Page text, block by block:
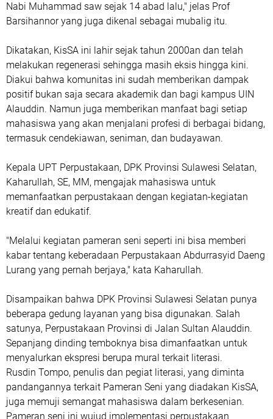
Nabi Muhammad saw sejak 14 abad lalu," jelas Prof
Barsihannor yang juga dikenal sebagai mubalig itu.
Dikatakan, KisSA ini lahir sejak tahun 2000an dan telah
melakukan regenerasi sehingga masih eksis hingga kini.
Diakui bahwa komunitas ini sudah memberikan dampak
positif bukan saja secara akademik dan bagi kampus UIN
Alauddin. Namun juga memberikan manfaat bagi setiap
mahasiswa yang akan menjalani profesi di berbagai bidang,
termasuk cendekiawan, seniman, dan budayawan.
Kepala UPT Perpustakaan, DPK Provinsi Sulawesi Selatan,
Kaharullah, SE, MM, mengajak mahasiswa untuk
memanfaatkan perpustakaan dengan kegiatan-kegiatan
kreatif dan edukatif.
"Melalui kegiatan pameran seni seperti ini bisa memberi
kabar tentang keberadaan Perpustakaan Abdurrasyid Daeng
Lurang yang pernah berjaya," kata Kaharullah.
Disampaikan bahwa DPK Provinsi Sulawesi Selatan punya
beberapa gedung layanan yang bisa digunakan. Salah
satunya, Perpustakaan Provinsi di Jalan Sultan Alauddin.
Sepanjang dinding temboknya bisa dimanfaatkan untuk
menyalurkan ekspresi berupa mural terkait literasi.
Rusdin Tompo, penulis dan pegiat literasi, yang diminta
pandangannya terkait Pameran Seni yang diadakan KisSA,
juga memuji semangat mahasiswa dalam berkesenian.
Pameran seni ini wujud implementasi perpustakaan